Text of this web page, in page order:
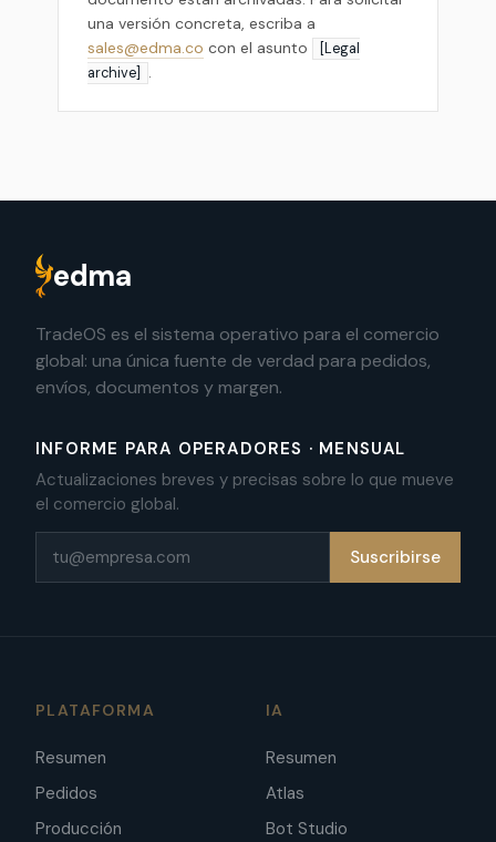
una versión concreta, escriba a
sales@edma.co con el asunto
[Legal
archive]
.
edma
TradeOS es el sistema operativo para el comercio
global: una única fuente de verdad para pedidos,
envíos, documentos y margen.
INFORME PARA OPERADORES · MENSUAL
Actualizaciones breves y precisas sobre lo que mueve
el comercio global.
Suscribirse
PLATAFORMA
Resumen
Pedidos
Producción
IA
Resumen
Atlas
Bot Studio